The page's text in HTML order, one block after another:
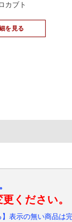
カブト
を見る
ください。
表示の無い商品は